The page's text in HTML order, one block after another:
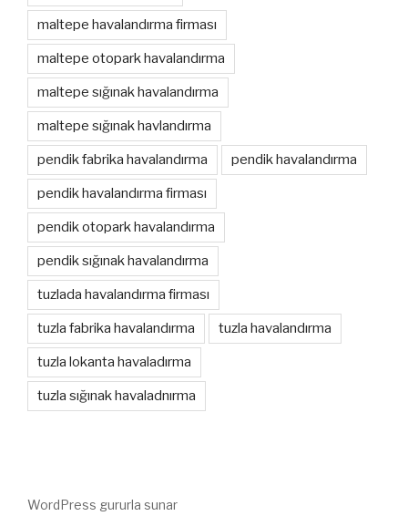
maltepe havalandırma firması
maltepe otopark havalandırma
maltepe sığınak havalandırma
maltepe sığınak havlandırma
pendik fabrika havalandırma pendik havalandırma
pendik havalandırma firması
pendik otopark havalandırma
pendik sığınak havalandırma
tuzlada havalandırma firması
tuzla fabrika havalandırma tuzla havalandırma
tuzla lokanta havaladırma
tuzla sığınak havaladnırma
WordPress gururla sunar